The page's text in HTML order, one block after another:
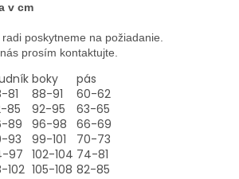
v cm
poskytneme na požiadanie.
prosím kontaktujte.
boky
pás
81 88-91
60-62
85 92-95
63-65
89 96-98
66-69
93 99-101
70-73
97 102-104 74-81
102 105-108 82-85